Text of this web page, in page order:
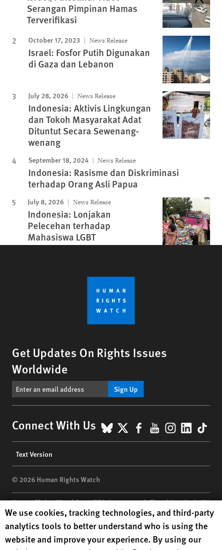
Serangan Pimpinan Hamas
Terverifikasi
October 17, 2023 News Release
Israel: Fosfor Putih Digunakan
di Gaza dan Lebanon
July 28, 2026 News Release
Indonesia: Aktivis Lingkungan
dan Tokoh Masyarakat Adat
Dituntut Secara Sewenang-
wenang
September 18, 2024 News Release
Indonesia: Rasisme dan Diskriminasi
terhadap Orang Asli Papua
July 8, 2026 News Release
Indonesia: Lonjakan
Pelecehan terhadap
Mahasiswa LGBT
Get Updates On Rights Issues
Worldwide
Sign Up
Connect With Us BlueSky
X Facebook
YouTube
menu
Text Version
© 2026 Human Rights Watch
Human Rights Watch| 350 Fifth Avenue, 34th Floor | New York,NY
10118-3299USA|t 1.212.290.4700
Human Rights Watchis a 501(C)(3) nonprofit registered in the US
under EIN: 13-2875808
Human Rights Watch cookie preferences
We use cookies, tracking technologies, and third-party
analytics tools to better understand who is using the
website and improve your experience. By using our